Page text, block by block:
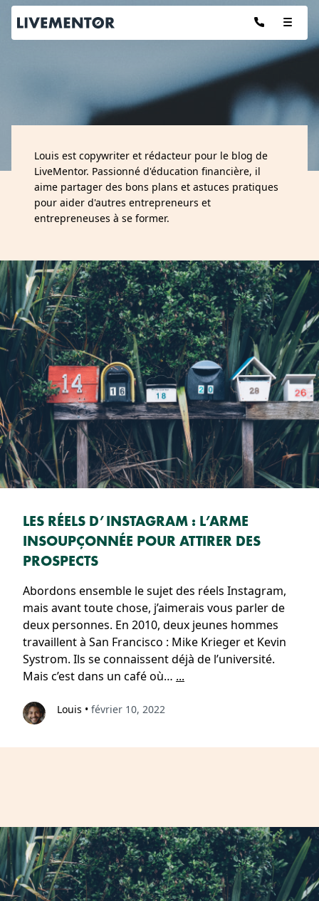
Aller
contenu
LOUIS
Louis est copywriter et rédacteur pour le blog de
LiveMentor. Passionné d'éducation financière, il
aime partager des bons plans et astuces pratiques
pour aider d'autres entrepreneurs et
entrepreneuses à se former.
LES RÉELS D’INSTAGRAM : L’ARME
INSOUPÇONNÉE POUR ATTIRER DES
PROSPECTS
Abordons ensemble le sujet des réels Instagram,
mais avant toute chose, j’aimerais vous parler de
deux personnes. En 2010, deux jeunes hommes
travaillent à San Francisco : Mike Krieger et Kevin
Systrom. Ils se connaissent déjà de l’université.
Mais c’est dans un café où… ...
Louis • février 10, 2022